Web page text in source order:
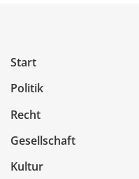
Start
Politik
Recht
Gesellschaft
Kultur